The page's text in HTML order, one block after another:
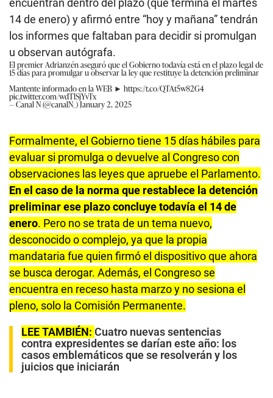
encuentran dentro del plazo (que termina el martes
14 de enero) y afirmó entre “hoy y mañana” tendrán
los informes que faltaban para decidir si promulgan
u observan autógrafa.
El premier Adrianzén aseguró que el Gobierno todavía está en el plazo legal de
15 días para promulgar u observar la ley que restituye la detención preliminar
Mantente informado en la WEB ► https://t.co/QTAt5w82G4
pic.twitter.com/wdTlSjYvTx
— Canal N (@canalN_)January 2, 2025
Formalmente, el Gobierno tiene 15 días hábiles para
evaluar si promulga o devuelve al Congreso con
observaciones las leyes que apruebe el Parlamento.
En el caso de la norma que restablece la detención
preliminar ese plazo concluye todavía el 14 de
enero. Pero no se trata de un tema nuevo,
desconocido o complejo, ya que la propia
mandataria fue quien firmó el dispositivo que ahora
se busca derogar. Además, el Congreso se
encuentra en receso hasta marzo y no sesiona el
pleno, solo la Comisión Permanente.
LEE TAMBIÉN: Cuatro nuevas sentencias
contra expresidentes se darían este año: los
casos emblemáticos que se resolverán y los
juicios que iniciarán